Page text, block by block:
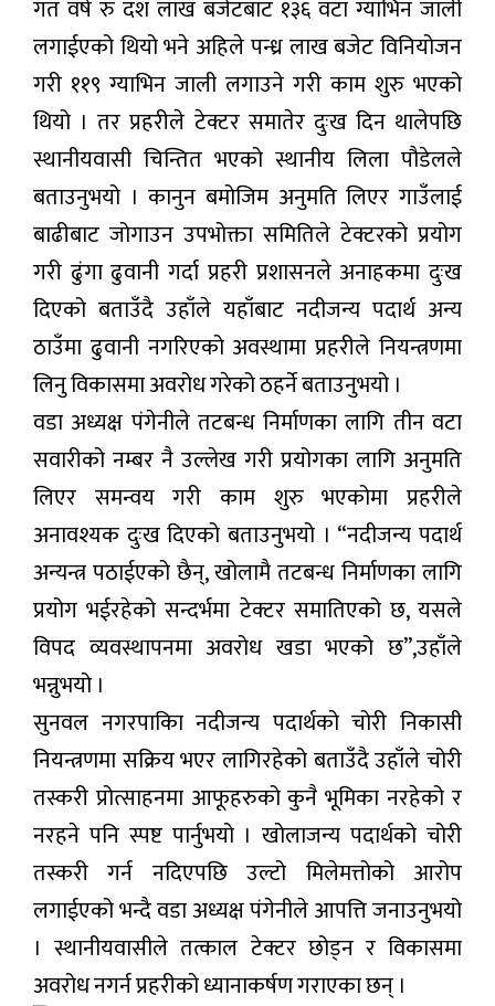
गत वर्ष रु दश लाख बजेटबाट १३६ वटा ग्याभिन जाली
लगाईएको थियो भने अहिले पन्ध्र लाख बजेट विनियोजन
गरी ११९ ग्याभिन जाली लगाउने गरी काम शुरु भएको
थियो । तर प्रहरीले टेक्टर समातेर दुःख दिन थालेपछि
स्थानीयवासी चिन्तित भएको स्थानीय लिला पौडेलले
बताउनुभयो । कानुन बमोजिम अनुमति लिएर गाउँलाई
बाढीबाट जोगाउन उपभोक्ता समितिले टेक्टरको प्रयोग
गरी ढुंगा ढुवानी गर्दा प्रहरी प्रशासनले अनाहकमा दुःख
दिएको बताउँदै उहाँले यहाँबाट नदीजन्य पदार्थ अन्य
ठाउँमा ढुवानी नगरिएको अवस्थामा प्रहरीले नियन्त्रणमा
लिनु विकासमा अवरोध गरेको ठहर्ने बताउनुभयो ।
वडा अध्यक्ष पंगेनीले तटबन्ध निर्माणका लागि तीन वटा
सवारीको नम्बर नै उल्लेख गरी प्रयोगका लागि अनुमति
लिएर समन्वय गरी काम शुरु भएकोमा प्रहरीले
अनावश्यक दुःख दिएको बताउनुभयो । “नदीजन्य पदार्थ
अन्यन्त्र पठाईएको छैन्, खोलामै तटबन्ध निर्माणका लागि
प्रयोग भईरहेको सन्दर्भमा टेक्टर समातिएको छ, यसले
विपद व्यवस्थापनमा अवरोध खडा भएको छ”,उहाँले
भन्नुभयो ।
सुनवल नगरपाकिा नदीजन्य पदार्थको चोरी निकासी
नियन्त्रणमा सक्रिय भएर लागिरहेको बताउँदै उहाँले चोरी
तस्करी प्रोत्साहनमा आफूहरुको कुनै भूमिका नरहेको र
नरहने पनि स्पष्ट पार्नुभयो । खोलाजन्य पदार्थको चोरी
तस्करी गर्न नदिएपछि उल्टो मिलेमत्तोको आरोप
लगाईएको भन्दै वडा अध्यक्ष पंगेनीले आपत्ति जनाउनुभयो
। स्थानीयवासीले तत्काल टेक्टर छोड्न र विकासमा
अवरोध नगर्न प्रहरीको ध्यानाकर्षण गराएका छन् ।